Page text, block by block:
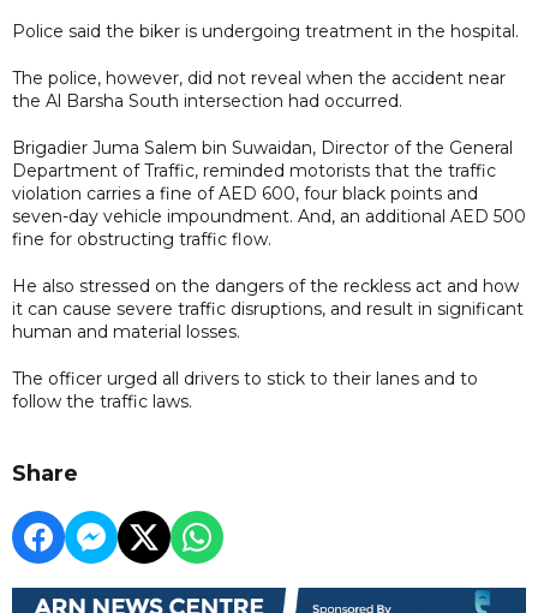
Police said the biker is undergoing treatment in the hospital.
The police, however, did not reveal when the accident near
the Al Barsha South intersection had occurred.
Brigadier Juma Salem bin Suwaidan, Director of the General
Department of Traffic, reminded motorists that the traffic
violation carries a fine of AED 600, four black points and
seven-day vehicle impoundment. And, an additional AED 500
fine for obstructing traffic flow.
He also stressed on the dangers of the reckless act and how
it can cause severe traffic disruptions, and result in significant
human and material losses.
The officer urged all drivers to stick to their lanes and to
follow the traffic laws.
Share